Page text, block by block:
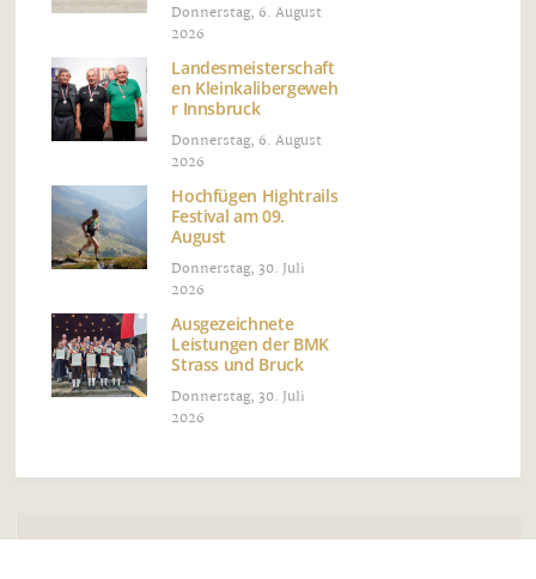
Donnerstag, 6. August
2026
Landesmeisterschaft
en Kleinkalibergeweh
r Innsbruck
Donnerstag, 6. August
2026
Hochfügen Hightrails
Festival am 09.
August
Donnerstag, 30. Juli
2026
Ausgezeichnete
Leistungen der BMK
Strass und Bruck
Donnerstag, 30. Juli
2026